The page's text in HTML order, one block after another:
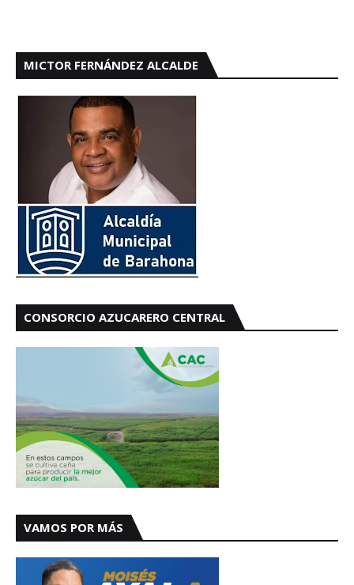
MICTOR FERNÁNDEZ ALCALDE
CONSORCIO AZUCARERO CENTRAL
VAMOS POR MÁS